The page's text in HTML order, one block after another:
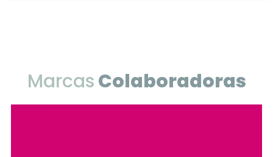
MarcasColaboradoras